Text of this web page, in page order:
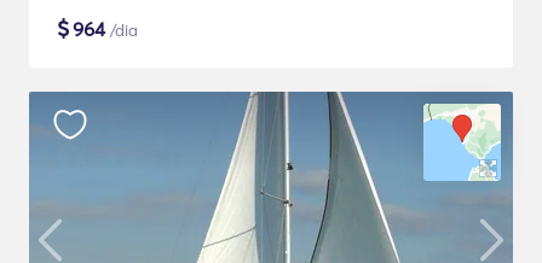
$964/dia